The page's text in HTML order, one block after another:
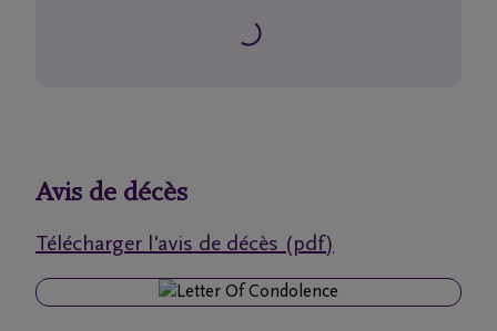
funérailles
Avis
de
décès
Avis de décès
Télécharger l'avis de décès (pdf)